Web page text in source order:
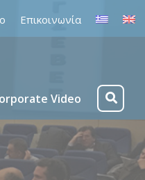
Επικοινωνία
Video